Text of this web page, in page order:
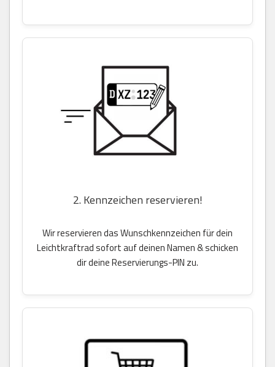
2. Kennzeichen reservieren!
Wir reservieren das Wunschkennzeichen für dein
Leichtkraftrad sofort auf deinen Namen & schicken
dir deine Reservierungs-PIN zu.